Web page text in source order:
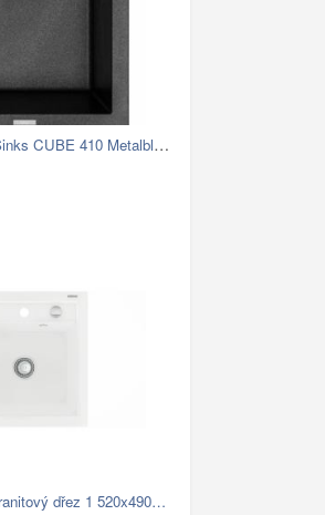
Granitový dřez Sinks CUBE 410 Metalblack
dřez 1 520x490…